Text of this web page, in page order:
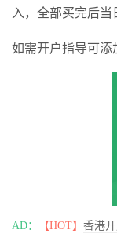
入，全部买完后当
如需开户指导可添
AD： 【HOT】 香港